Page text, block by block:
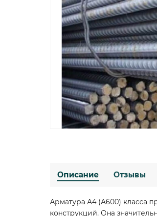
Описание Отзывы
Арматура А4 (А600) класса
конструкций. Она